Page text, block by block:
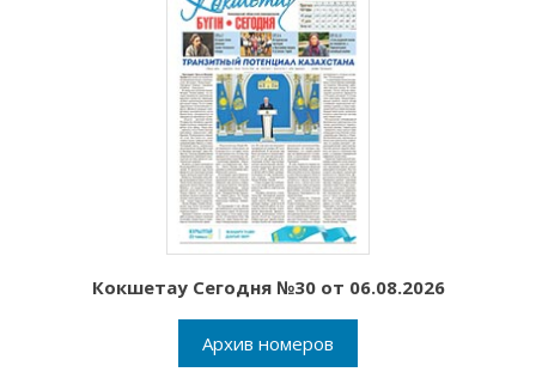
Кокшетау Сегодня №30 от 06.08.2026
Архив номеров